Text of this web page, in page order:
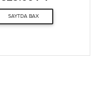
SAYTDA BAX